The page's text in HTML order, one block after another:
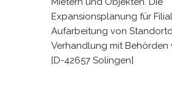
Expansionsplanung für
Aufarbeitung von
Verhandlung mit
[D-42657 Solingen]